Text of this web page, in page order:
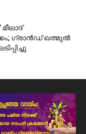
ഗ്രാൻഡ് ഖത്മുൽ